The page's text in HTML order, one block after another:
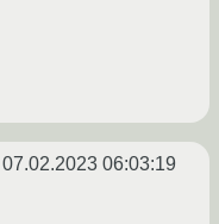
07.02.2023 06:03:19